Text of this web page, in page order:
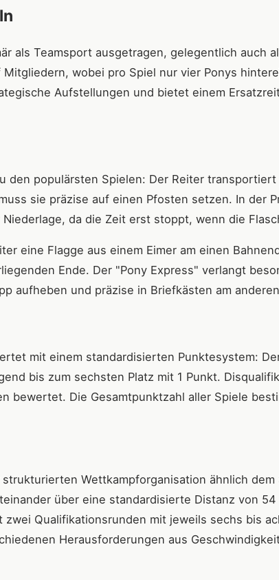
als Teamsport ausgetragen, gelegentlich auch
wobei pro Spiel nur vier Ponys
Aufstellungen und bietet einem
den populärsten Spielen: Der Reiter
sie präzise auf einen Pfosten setzen. In der
da die Zeit erst stoppt, wenn die
eine Flagge aus einem Eimer am einen
Ende. Der "Pony Express" verlangt
aufheben und präzise in Briefkästen am
mit einem standardisierten Punktesystem:
bis zum sechsten Platz mit 1 Punkt.
bewertet. Die Gesamtpunktzahl aller Spiele
Wettkampforganisation ähnlich
über eine standardisierte Distanz von
Qualifikationsrunden mit jeweils sechs bis
Herausforderungen aus